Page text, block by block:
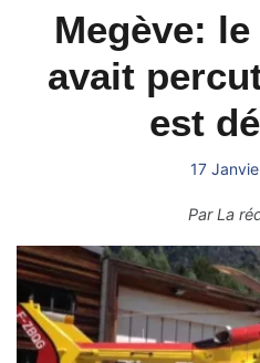
Megève:
avait
est
17
ParLa